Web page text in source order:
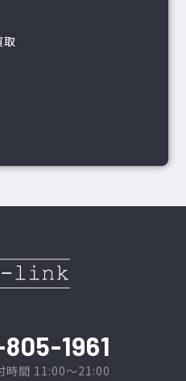
取
1961
時間 11:00～21:00